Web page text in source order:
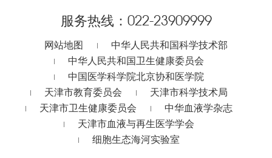
服务热线： 022-23909999
网站地图
中华人民共和国科学技术部
中华人民共和国卫生健康委员会
中国医学科学院北京协和医学院
天津市教育委员会
天津市科学技术局
天津市卫生健康委员会
中华血液学杂志
天津市血液与再生医学学会
细胞生态海河实验室